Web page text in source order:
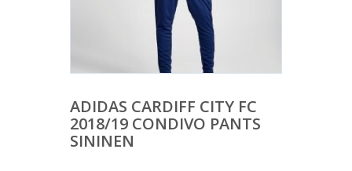
ADIDAS CARDIFF CITY FC
2018/19 CONDIVO PANTS
SININEN